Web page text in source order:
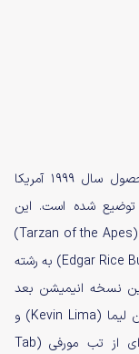
تارزان انیمیشنی درام، ماجراجویانه و کمدی، محصول سال ۱۹۹۹ آمریکا
توضیع شده است. این
Tarzan of the Apes
)
که در سال ۱۹۱۲ توسط ادگار رایس باروز (Edgar Rice Burroughs) به رشته
ساخته شده است. تارزان ۱۹۹۹ اولین نسخه انیمیشن بعد
انتشار داستان می‌باشد. این انیمیشن توسط کوین لیما (Kevin Lima) و
کریس باک (Chris Buck)، بر اساس فیلمنامه‌ای از تب مورفی (Tab